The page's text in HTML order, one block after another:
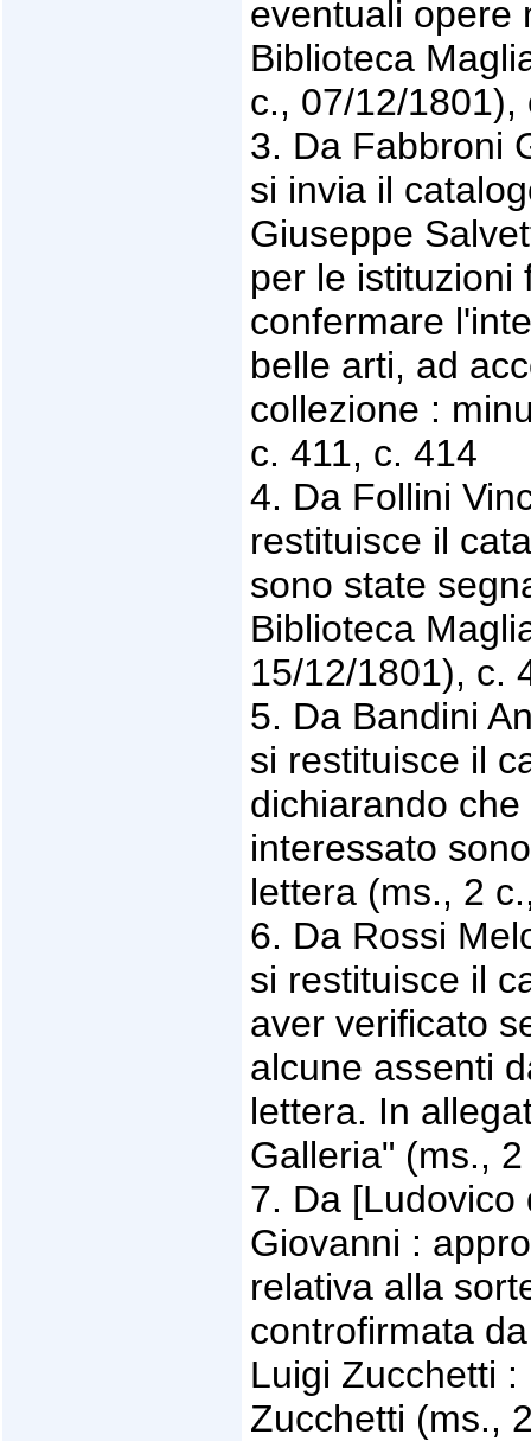
eventuali opere
Biblioteca
c., 07/12/1801),
3. Da Fabbroni
si invia il
Giuseppe
per le istituzioni
confermare
belle arti, ad
collezione :
c. 411, c. 414
4. Da Follini
restituisce il
sono state
Biblioteca
15/12/1801), c.
5. Da Bandini
si restituisce il
dichiarando
interessato
lettera (ms., 2
6. Da Rossi
si restituisce il
aver verificato
alcune assenti
lettera. In
Galleria" (ms.,
7. Da [Ludovico
Giovanni :
relativa alla
controfirmata
Luigi Zucchetti
Zucchetti (ms.,